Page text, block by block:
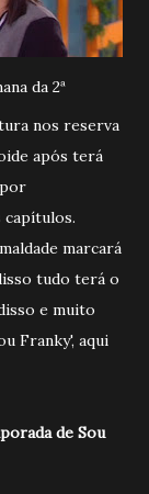
da 2ª
nos reserva
após terá
capítulos.
marcará
tudo terá o
e muito
Franky', aqui
de Sou